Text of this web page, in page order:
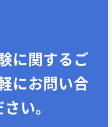
に関するご
にお問い合
い。